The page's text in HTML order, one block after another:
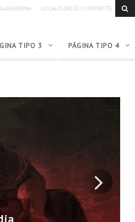
LOCALITZACIÓ I CONTACTE
TIPO 3 PÁGINA TIPO 4
Ir
a